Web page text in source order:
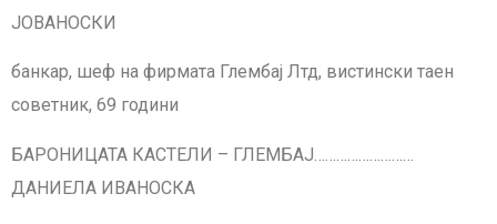
ЈОВАНОСКИ
банкар, шеф на фирмата Глембај Лтд, вистински таен
советник, 69 години
БАРОНИЦАТА КАСТЕЛИ – ГЛЕМБАЈ………………………
ДАНИЕЛА ИВАНОСКА